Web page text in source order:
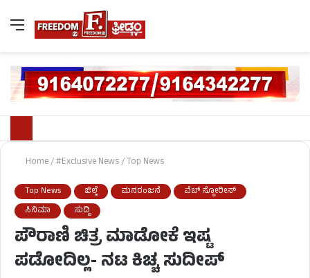
Home/#Exclusive News/Top News
Top News ಜಿಲ್ಲೆ ಮನರಂಜನೆ
ವೆಬ್ ಸ್ಟೋರೀಸ್
ಸಿನಿಮಾ
ಸುದ್ದಿ
ಪೌರಾಣಿ ಚಿತ್ರ ಮಾಡೋಕೆ ಇಷ್ಟ
ಪಡೋದಿಲ್ಲ- ನಟ ಕಿಚ್ಚ ಸುದೀಪ್‌